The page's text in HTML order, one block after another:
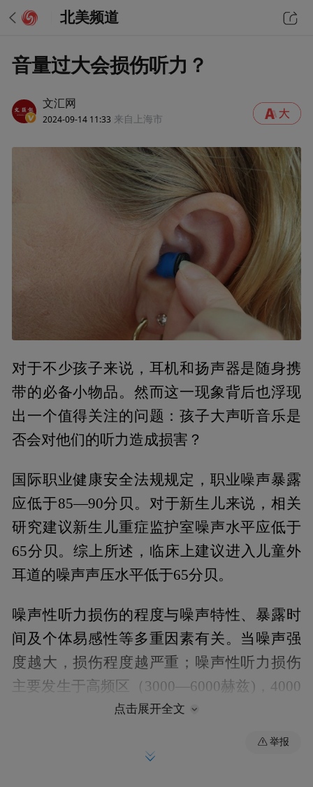
北美频道
音量过大会损伤听力？
文汇网
2024-09-14 11:33 来自上海市
对于不少孩子来说，耳机和扬声器是随身携
带的必备小物品。然而这一现象背后也浮现
出一个值得关注的问题：孩子大声听音乐是
否会对他们的听力造成损害？
国际职业健康安全法规规定，职业噪声暴露
应低于85—90分贝。对于新生儿来说，相关
研究建议新生儿重症监护室噪声水平应低于
65分贝。综上所述，临床上建议进入儿童外
耳道的噪声声压水平低于65分贝。
噪声性听力损伤的程度与噪声特性、暴露时
间及个体易感性等多重因素有关。当噪声强
度越大，损伤程度越严重；噪声性听力损伤
主要发生于高频区（3000—6000赫兹)，4000
赫兹频区最易受损，而且窄频谱噪声危害更
点击展开全文
举报